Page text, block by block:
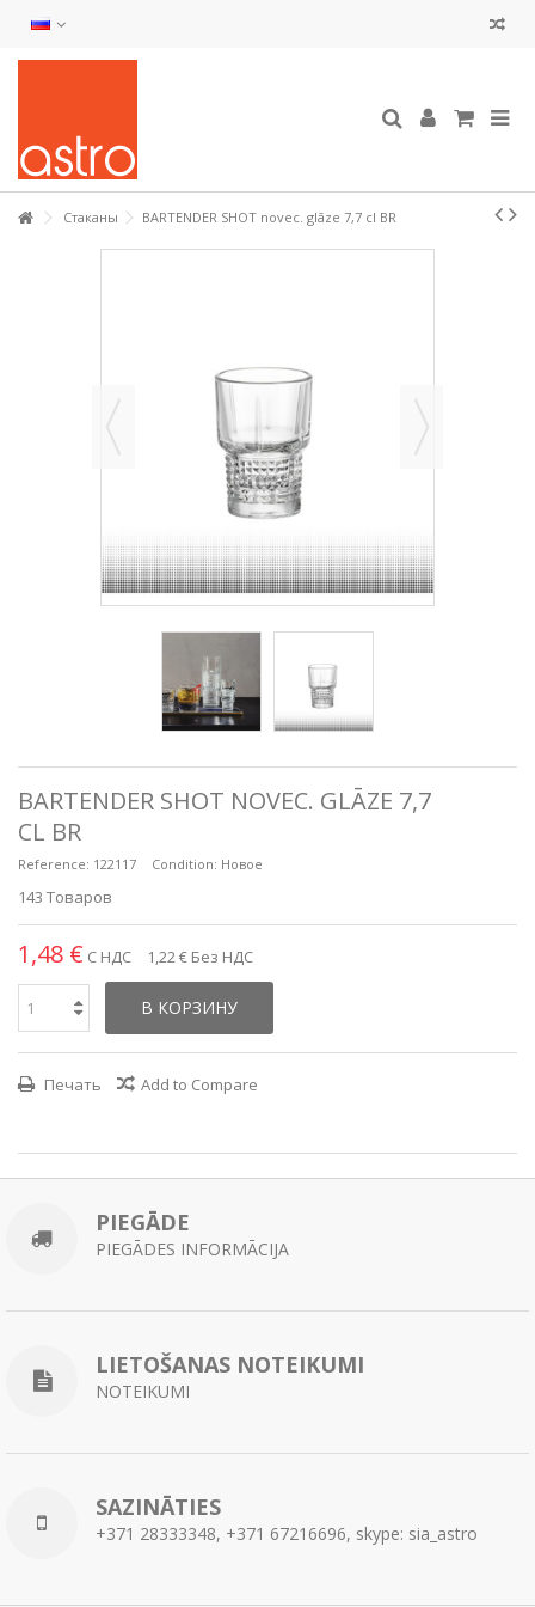
Стаканы BARTENDER SHOT novec. glāze 7,7 cl BR
BARTENDER SHOT NOVEC. GLĀZE 7,7
CL BR
Reference: 122117 Condition: Новое
143 Товаров
1,48 € С НДС 1,22 € Без НДС
В КОРЗИНУ
Печать Add to Compare
PIEGĀDE
PIEGĀDES INFORMĀCIJA
LIETOŠANAS NOTEIKUMI
NOTEIKUMI
SAZINĀTIES
+371 28333348, +371 67216696, skype: sia_astro